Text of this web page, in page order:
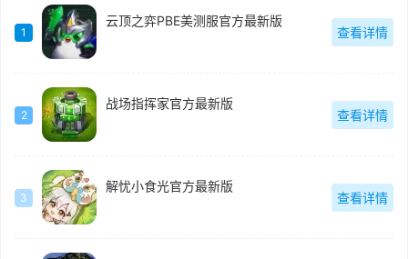
1
云顶之弈PBE美测服官方最新版
查看详情
2
战场指挥家官方最新版
查看详情
3
解忧小食光官方最新版
查看详情